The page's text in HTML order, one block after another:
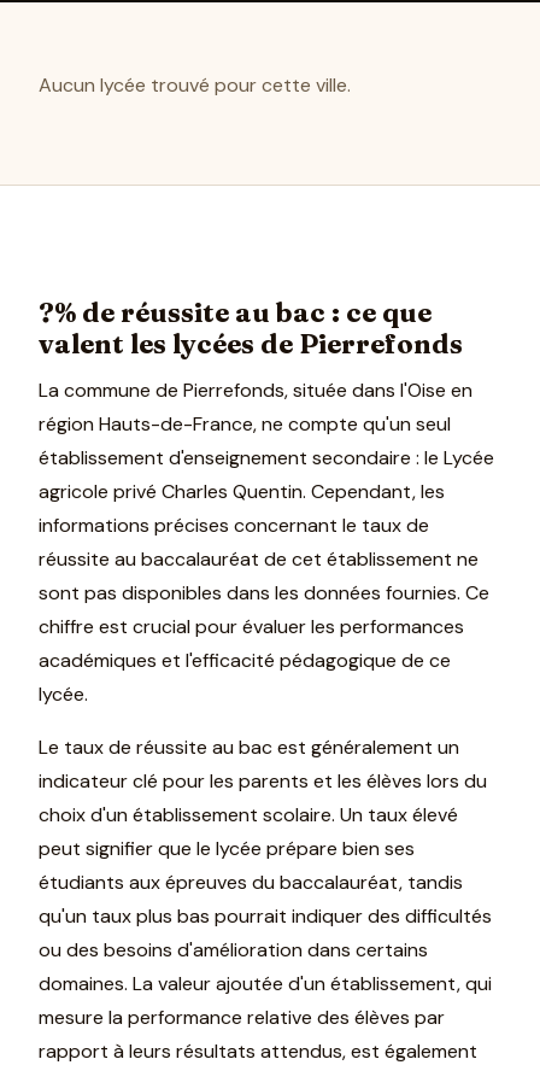
Aucun lycée trouvé pour cette ville.
?% de réussite au bac : ce que
valent les lycées de Pierrefonds
La commune de Pierrefonds, située dans l'Oise en
région Hauts-de-France, ne compte qu'un seul
établissement d'enseignement secondaire : le Lycée
agricole privé Charles Quentin. Cependant, les
informations précises concernant le taux de
réussite au baccalauréat de cet établissement ne
sont pas disponibles dans les données fournies. Ce
chiffre est crucial pour évaluer les performances
académiques et l'efficacité pédagogique de ce
lycée.
Le taux de réussite au bac est généralement un
indicateur clé pour les parents et les élèves lors du
choix d'un établissement scolaire. Un taux élevé
peut signifier que le lycée prépare bien ses
étudiants aux épreuves du baccalauréat, tandis
qu'un taux plus bas pourrait indiquer des difficultés
ou des besoins d'amélioration dans certains
domaines. La valeur ajoutée d'un établissement, qui
mesure la performance relative des élèves par
rapport à leurs résultats attendus, est également